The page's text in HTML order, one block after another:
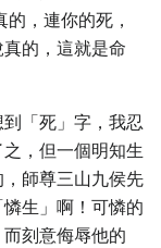
，連你的死，
的，這就是命
「死」字，我忍
，但一個明知生
師尊三山九侯先
生」啊！可憐的
刻意侮辱他的